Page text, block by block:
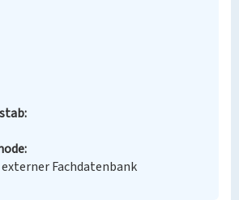
Fachdatenbank